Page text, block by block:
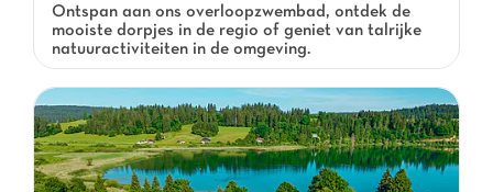
Ontspan aan ons overloopzwembad, ontdek de
mooiste dorpjes in de regio of geniet van talrijke
natuuractiviteiten in de omgeving.